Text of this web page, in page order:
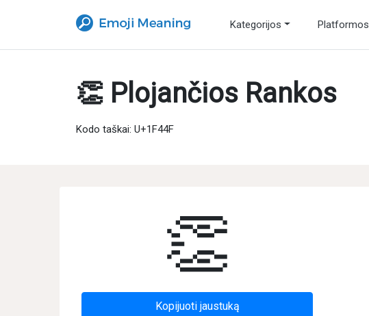
Kategorijos Platformos
👏 Plojančios Rankos
Kodo taškai: U+1F44F
👏
Kopijuoti jaustuką